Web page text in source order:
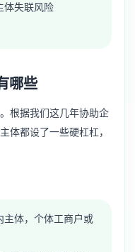
体失联风险
哪些
根据我们这几年协助企
体都设了一些硬杠杠，
主体，个体工商户或